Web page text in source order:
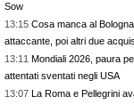
Sow
13:15 Cosa manca al
attaccante, poi altri due
13:11 Mondiali 2026, paura
attentati sventati negli USA
13:07 La Roma e Pellegrini avanti